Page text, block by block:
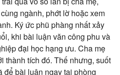
ngành, phớt lờ hoặc xem
Ký ức phũ phàng nhất xảy
khi bài luận văn công phu và
đại học hạng ưu. Cha mẹ
thành tích đó. Thế nhưng, suốt
để bài luận ngay tại phòng